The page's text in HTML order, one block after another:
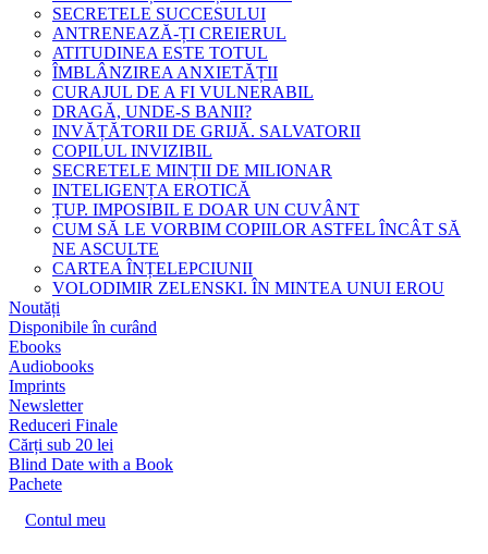
SECRETELE SUCCESULUI
ANTRENEAZĂ-ȚI CREIERUL
ATITUDINEA ESTE TOTUL
ÎMBLÂNZIREA ANXIETĂȚII
CURAJUL DE A FI VULNERABIL
DRAGĂ, UNDE-S BANII?
INVĂȚĂTORII DE GRIJĂ. SALVATORII
COPILUL INVIZIBIL
SECRETELE MINȚII DE MILIONAR
INTELIGENȚA EROTICĂ
ȚUP. IMPOSIBIL E DOAR UN CUVÂNT
CUM SĂ LE VORBIM COPIILOR ASTFEL ÎNCÂT SĂ
NE ASCULTE
CARTEA ÎNȚELEPCIUNII
VOLODIMIR ZELENSKI. ÎN MINTEA UNUI EROU
Noutăți
Disponibile în curând
Ebooks
Audiobooks
Imprints
Newsletter
Reduceri Finale
Cărți sub 20 lei
Blind Date with a Book
Pachete
Contul meu